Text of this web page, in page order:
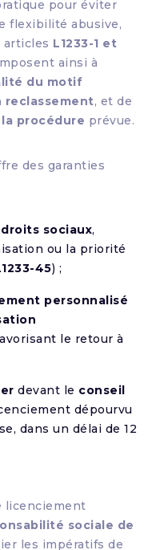
pour éviter
flexibilité abusive,
articles L1233-1 et
ainsi à
du motif
reclassement, et de
procédure prévue.
des garanties
sociaux,
ou la priorité
45) ;
personnalisé
le retour à
devant le conseil
dépourvu
dans un délai de 12
licenciement
sociale de
les impératifs de